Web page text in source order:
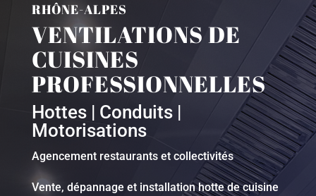
RHÔNE-ALPES
VENTILATIONS DE
CUISINES
PROFESSIONNELLES
Hottes | Conduits |
Motorisations
Agencement restaurants et collectivités
Vente, dépannage et installation hotte de cuisine